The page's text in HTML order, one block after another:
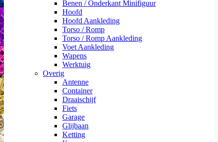
Benen / Onderkant Minifiguur
Hoofd
Hoofd Aankleding
Torso / Romp
Torso / Romp Aankleding
Voet Aankleding
Wapens
Werktuig
Overig
Antenne
Container
Draaischijf
Fiets
Garage
Glijbaan
Ketting